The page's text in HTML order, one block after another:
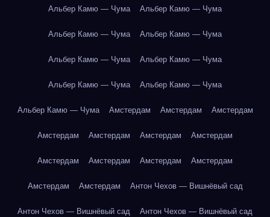
Альбер Камю — Чума Альбер Камю — Чума
Альбер Камю — Чума Альбер Камю — Чума
Альбер Камю — Чума Альбер Камю — Чума
Альбер Камю — Чума Альбер Камю — Чума
Альбер Камю — Чума Амстердам Амстердам Амстердам
Амстердам Амстердам Амстердам Амстердам
Амстердам Амстердам Амстердам Амстердам
Амстердам Амстердам Антон Чехов — Вишнёвый сад
Антон Чехов — Вишнёвый сад Антон Чехов — Вишнёвый сад